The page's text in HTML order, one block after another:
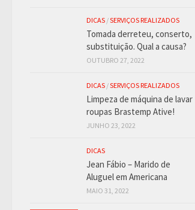
DICAS /SERVIÇOS REALIZADOS
Tomada derreteu, conserto,
substituição. Qual a causa?
OUTUBRO 27, 2022
DICAS /SERVIÇOS REALIZADOS
Limpeza de máquina de lavar
roupas Brastemp Ative!
JUNHO 23, 2022
DICAS
Jean Fábio – Marido de
Aluguel em Americana
MAIO 31, 2022